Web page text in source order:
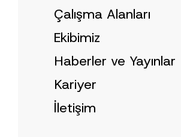
Çalışma Alanları
Ekibimiz
Haberler ve Yayınlar
Kariyer
İletişim